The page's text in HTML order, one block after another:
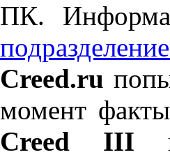
ПК.
Creed.ru
момент
Creed III